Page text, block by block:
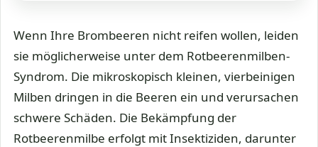
Wenn Ihre Brombeeren nicht reifen wollen, leiden
sie möglicherweise unter dem Rotbeerenmilben-
Syndrom. Die mikroskopisch kleinen, vierbeinigen
Milben dringen in die Beeren ein und verursachen
schwere Schäden. Die Bekämpfung der
Rotbeerenmilbe erfolgt mit Insektiziden, darunter